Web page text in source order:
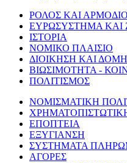
ΡΟΛΟΣ ΚΑΙ
ΕΥΡΩΣΥΣΤΗΜΑ ΚΑΙ
ΙΣΤΟΡΙΑ
ΝΟΜΙΚΟ ΠΛΑΙΣΙΟ
ΔΙΟΙΚΗΣΗ ΚΑΙ ΔΟΜΗ
ΒΙΩΣΙΜΟΤΗΤΑ -
ΠΟΛΙΤΙΣΜΟΣ
ΝΟΜΙΣΜΑΤΙΚΗ
ΕΠΟΠΤΕΙΑ
ΕΞΥΓΙΑΝΣΗ
ΣΥΣΤΗΜΑΤΑ
ΑΓΟΡΕΣ